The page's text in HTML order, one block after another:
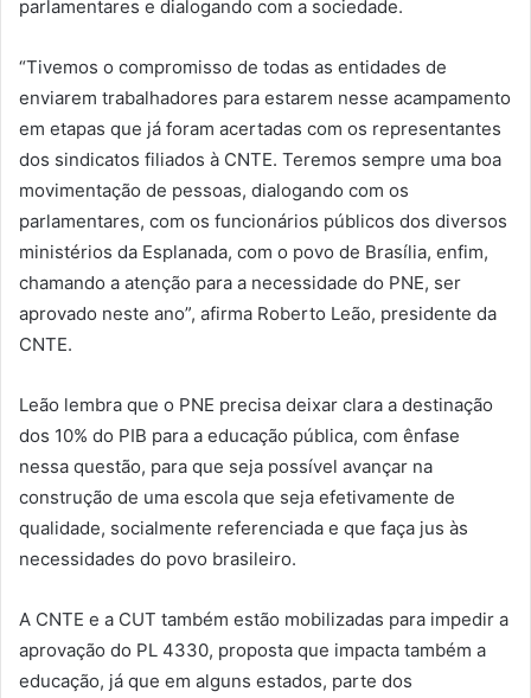
parlamentares e dialogando com a sociedade.
“Tivemos o compromisso de todas as entidades de
enviarem trabalhadores para estarem nesse acampamento
em etapas que já foram acertadas com os representantes
dos sindicatos filiados à CNTE. Teremos sempre uma boa
movimentação de pessoas, dialogando com os
parlamentares, com os funcionários públicos dos diversos
ministérios da Esplanada, com o povo de Brasília, enfim,
chamando a atenção para a necessidade do PNE, ser
aprovado neste ano”, afirma Roberto Leão, presidente da
CNTE.
Leão lembra que o PNE precisa deixar clara a destinação
dos 10% do PIB para a educação pública, com ênfase
nessa questão, para que seja possível avançar na
construção de uma escola que seja efetivamente de
qualidade, socialmente referenciada e que faça jus às
necessidades do povo brasileiro.
A CNTE e a CUT também estão mobilizadas para impedir a
aprovação do PL 4330, proposta que impacta também a
educação, já que em alguns estados, parte dos